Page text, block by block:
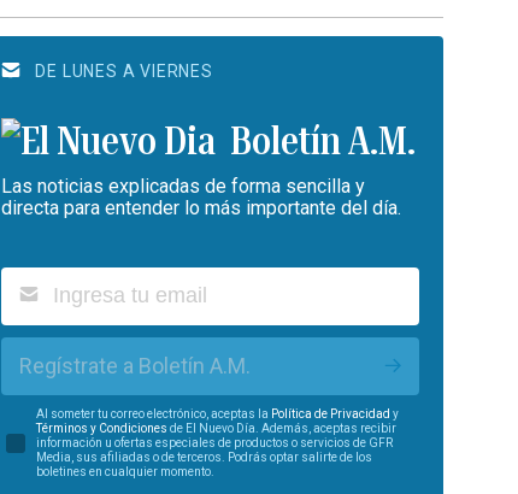
DE LUNES A VIERNES
Boletín A.M.
Las noticias explicadas de forma sencilla y
directa para entender lo más importante del día.
Regístrate a Boletín A.M.
Al someter tu correo electrónico, aceptas la Política de Privacidad y
Términos y Condiciones de El Nuevo Día. Además, aceptas recibir
información u ofertas especiales de productos o servicios de GFR
Media, sus afiliadas o de terceros. Podrás optar salirte de los
boletines en cualquier momento.